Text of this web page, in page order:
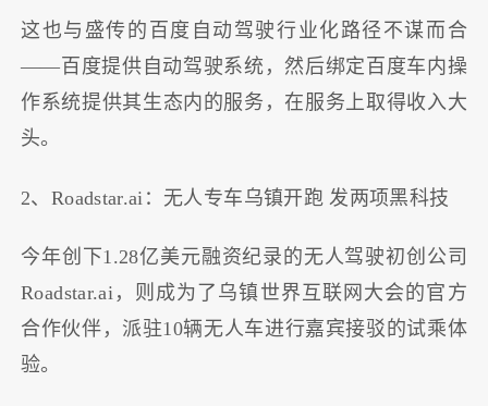
这也与盛传的百度自动驾驶行业化路径不谋而合
——百度提供自动驾驶系统，然后绑定百度车内操
作系统提供其生态内的服务，在服务上取得收入大
头。
2、Roadstar.ai：无人专车乌镇开跑 发两项黑科技
今年创下1.28亿美元融资纪录的无人驾驶初创公司
Roadstar.ai，则成为了乌镇世界互联网大会的官方
合作伙伴，派驻10辆无人车进行嘉宾接驳的试乘体
验。